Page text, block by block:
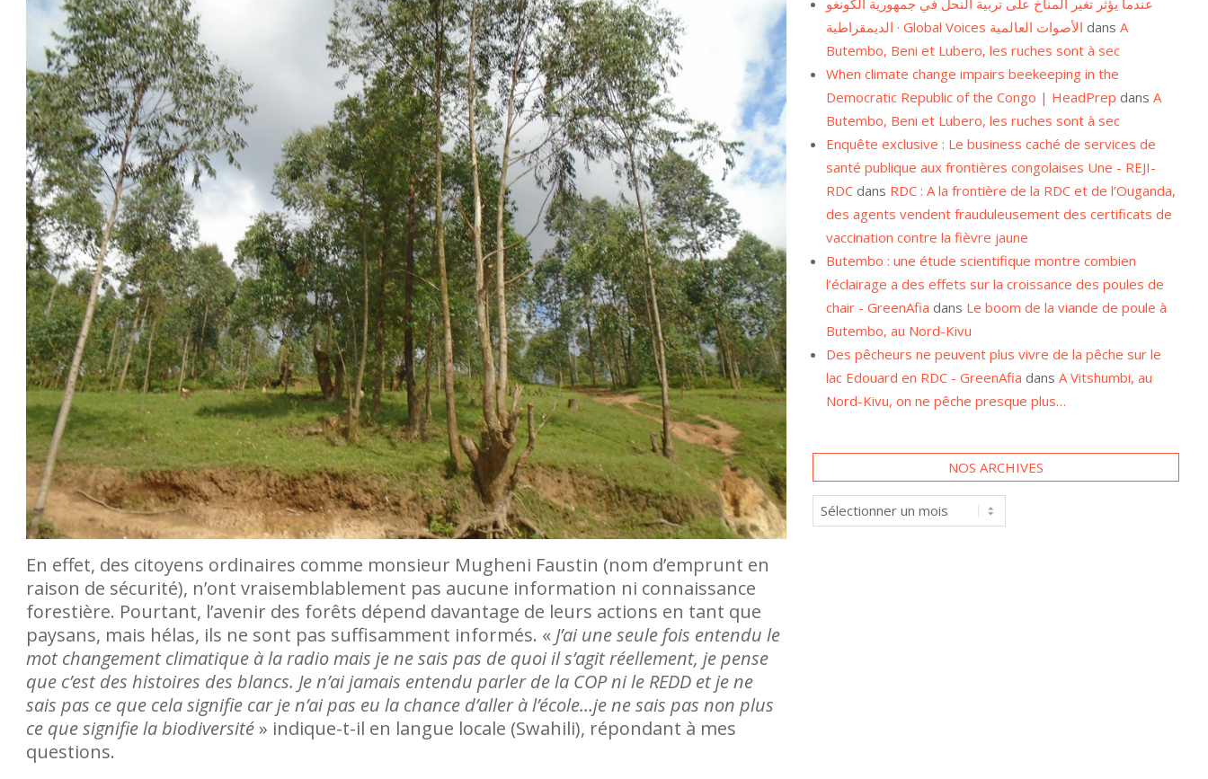
En effet, des citoyens ordinaires comme monsieur Mugheni Faustin (nom d’emprunt en
raison de sécurité), n’ont vraisemblablement pas aucune information ni connaissance
forestière. Pourtant, l’avenir des forêts dépend davantage de leurs actions en tant que
paysans, mais hélas, ils ne sont pas suffisamment informés. « J’ai une seule fois entendu le
mot changement climatique à la radio mais je ne sais pas de quoi il s’agit réellement, je pense
que c’est des histoires des blancs. Je n’ai jamais entendu parler de la COP ni le REDD et je ne
sais pas ce que cela signifie car je n’ai pas eu la chance d’aller à l’école…je ne sais pas non plus
ce que signifie la biodiversité» indique-t-il en langue locale (Swahili), répondant à mes
questions.
الديمقراطية · Global Voices الأصوات العالميةdans A
Butembo, Beni et Lubero, les ruches sont à sec
When climate change impairs beekeeping in the
Democratic Republic of the Congo | HeadPrepdans
Butembo, Beni et Lubero, les ruches sont à sec
Enquête exclusive : Le business caché de services de
santé publique aux frontières congolaises Une - REJI-
RDCdansRDC : A la frontière de la RDC et de l’Ouganda,
des agents vendent frauduleusement des certificats de
vaccination contre la fièvre jaune
Butembo : une étude scientifique montre combien
l’éclairage a des effets sur la croissance des poules de
chair - GreenAfiadans Le boom de la viande de poule à
Butembo, au Nord-Kivu
Des pêcheurs ne peuvent plus vivre de la pêche sur le
lac Edouard en RDC - GreenAfiadansA Vitshumbi, au
Nord-Kivu, on ne pêche presque plus…
NOS ARCHIVES
Nos
archives